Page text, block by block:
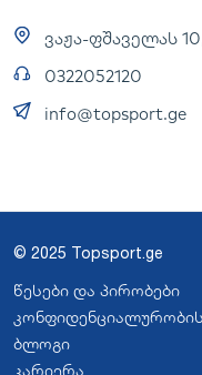
ვაჟა-ფშაველას
0322052120
info@topsport.ge
© 2025 Topsport.ge
წესები და პირობები
ბლოგი
კარიერა